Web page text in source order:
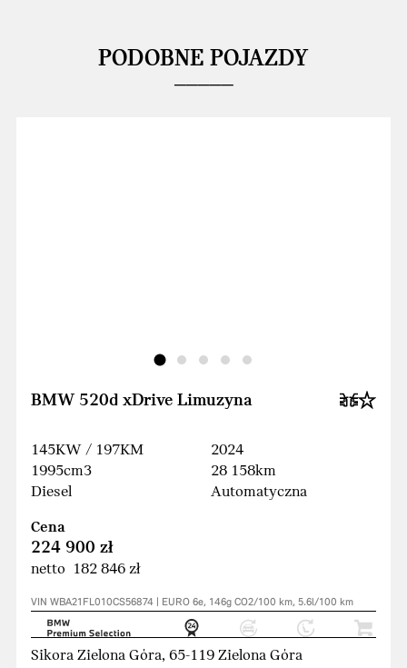
PODOBNE POJAZDY
BMW 520d xDrive Limuzyna
145KW / 197KM
1995cm3
Diesel
2024
28 158km
Automatyczna
Cena
224 900 zł
netto 182 846 zł
VIN WBA21FL010CS56874 | EURO 6e, 146g CO2/100 km, 5.6l/100 km
Sikora Zielona Góra, 65-119 Zielona Góra